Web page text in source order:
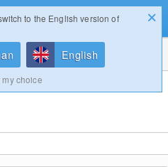
Magazin
Login
to the English version of
English
my choice